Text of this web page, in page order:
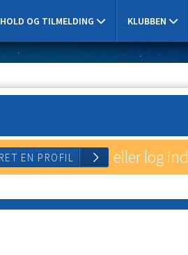
HOLD OG TILMELDING KLUBBEN
eller log ind